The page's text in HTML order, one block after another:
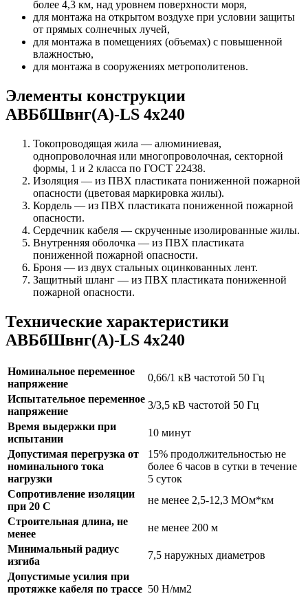
более 4,3 км, над уровнем поверхности моря,
для монтажа на открытом воздухе при условии защиты
от прямых солнечных лучей,
для монтажа в помещениях (объемах) с повышенной
влажностью,
для монтажа в сооружениях метрополитенов.
Элементы конструкции
АВБбШвнг(А)-LS 4х240
Токопроводящая жила — алюминиевая,
однопроволочная или многопроволочная, секторной
формы, 1 и 2 класса по ГОСТ 22438.
Изоляция — из ПВХ пластиката пониженной пожарной
опасности (цветовая маркировка жилы).
Кордель — из ПВХ пластиката пониженной пожарной
опасности.
Сердечник кабеля — скрученные изолированные жилы.
Внутренняя оболочка — из ПВХ пластиката
пониженной пожарной опасности.
Броня — из двух стальных оцинкованных лент.
Защитный шланг — из ПВХ пластиката пониженной
пожарной опасности.
Технические характеристики
АВБбШвнг(А)-LS 4х240
Номинальное переменное
напряжение
0,66/1 кВ частотой 50 Гц
Испытательное переменное
напряжение
3/3,5 кВ частотой 50 Гц
Время выдержки при
испытании
10 минут
Допустимая перегрузка от
номинального тока
нагрузки
15% продолжительностью не
более 6 часов в сутки в течение
5 суток
Сопротивление изоляции
при 20 С
не менее 2,5-12,3 МОм*км
Строительная длина, не
менее
не менее 200 м
Минимальный радиус
изгиба
7,5 наружных диаметров
Допустимые усилия при
протяжке кабеля по трассе 50 Н/мм2